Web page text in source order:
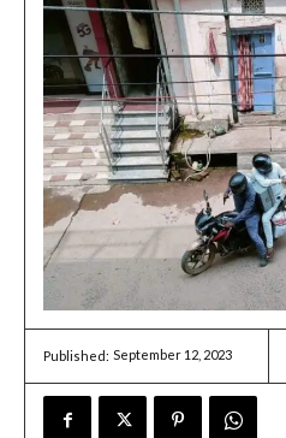
Published: September 12, 2023